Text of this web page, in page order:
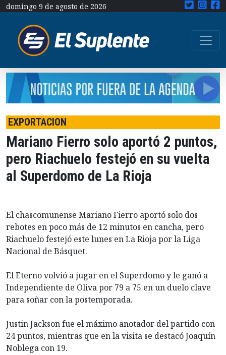
domingo 9 de agosto de 2026
EXPORTACION
Mariano Fierro solo aportó 2 puntos,
pero Riachuelo festejó en su vuelta
al Superdomo de La Rioja
El chascomunense Mariano Fierro aportó solo dos
rebotes en poco más de 12 minutos en cancha, pero
Riachuelo festejó este lunes en La Rioja por la Liga
Nacional de Básquet.
El Eterno volvió a jugar en el Superdomo y le ganó a
Independiente de Oliva por 79 a 75 en un duelo clave
para soñar con la postemporada.
Justin Jackson fue el máximo anotador del partido con
24 puntos, mientras que en la visita se destacó Joaquín
Noblega con 19.